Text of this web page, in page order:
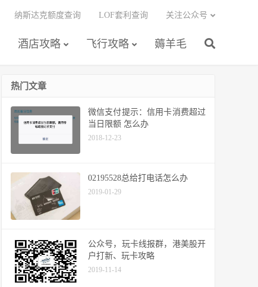
酒店攻略 飞行攻略 薅羊毛
纳斯达克额度查询 LOF套利查询 关注公众号
热门文章
微信支付提示：信用卡消费超过
当日限额 怎么办
2018-12-23
02195528总给打电话怎么办
2019-01-29
公众号，玩卡线报群，港美股开
户打新、玩卡攻略
2019-11-14